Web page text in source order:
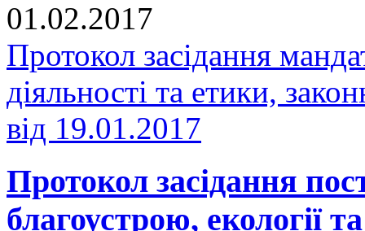
01.02.2017
Протокол засідання
діяльності та етики,
від 19.01.2017
Протокол засідання
благоустрою, екології